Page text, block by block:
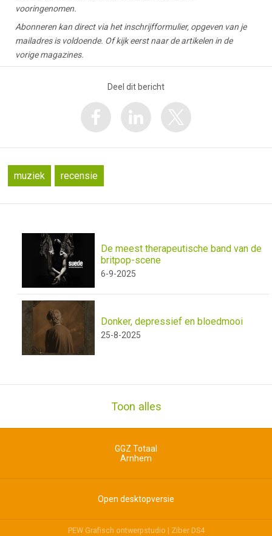
vooringenomen.
Abonneren kan direct via het inschrijfformulier, opgeven van je
mailadres is voldoende. Of kijk eerst naar de artikelen in de
vorige magazines.
Deel dit bericht
muziek recensie
De meest therapeutische band van de
britpop-scene
6-9-2025
Donker, depressief en bloedmooi
25-8-2025
Toon alles
GGZ Totaal
Arnhem
Open desktopversie
PEW Grafisch ontwerpstudio | Ziber DS4